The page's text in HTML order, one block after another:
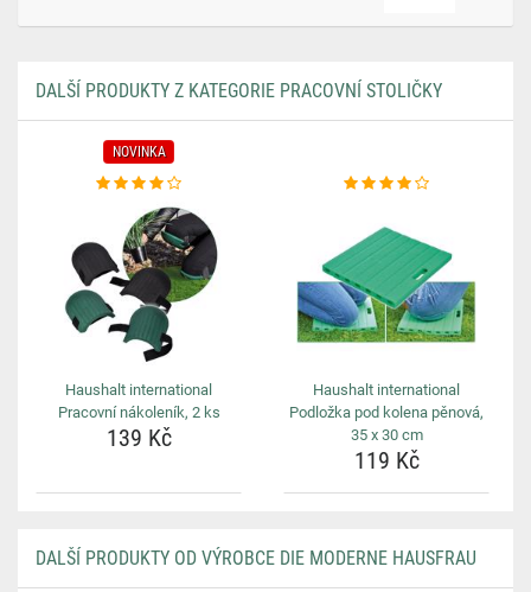
DALŠÍ PRODUKTY Z KATEGORIE PRACOVNÍ STOLIČKY
NOVINKA
Haushalt international
Pracovní nákoleník, 2 ks
139 Kč
Haushalt international
Podložka pod kolena pěnová,
35 x 30 cm
119 Kč
DALŠÍ PRODUKTY OD VÝROBCE DIE MODERNE HAUSFRAU